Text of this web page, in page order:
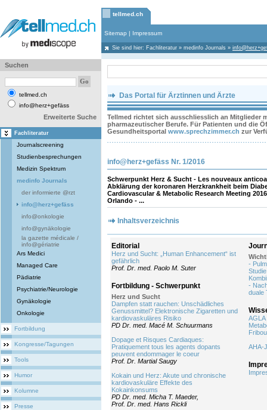
tellmed.ch
Sitemap | Impressum
Sie sind hier: Fachliteratur » medinfo Journals »
Suchen
tellmed.ch
info@herz+gefäss
Erweiterte Suche
Fachliteratur
Journalscreening
Studienbesprechungen
Medizin Spektrum
medinfo Journals
der informierte @rzt
info@herz+gefäss
info@onkologie
info@gynäkologie
la gazette médicale /
info@gériatrie
Ars Medici
Managed Care
Pädiatrie
Psychiatrie/Neurologie
Gynäkologie
Onkologie
Fortbildung
Kongresse/Tagungen
Tools
Humor
Kolumne
Presse
Das Portal für Ärztinnen und Ärzte
Tellmed richtet sich ausschliesslich an Mitglieder
pharmazeutischer Berufe. Für Patienten und die
Gesundheitsportal www.sprechzimmer.ch zur
info@herz+gefäss Nr. 1/2016
Schwerpunkt Herz & Sucht - Les nouveaux
Abklärung der koronaren Herzkrankheit beim
Cardiovascular & Metabolic Research Meeting
Orlando - ...
Inhaltsverzeichnis
Editorial
Herz und Sucht: „Human Enhancement“ ist
gefährlich
Prof. Dr. med. Paolo M. Suter
Fortbildung - Schwerpunkt
Herz und Sucht
Dampfen statt rauchen: Unschädliches
Genussmittel? Elektronische Zigaretten und
kardiovaskuläres Risiko
PD Dr. med. Macé M. Schuurmans
Dopage et Risques Cardiaques:
Pratiquement tous les agents dopants
peuvent endommager le coeur
Prof. Dr. Martial Saugy
Kokain und Herz: Akute und chronische
kardiovaskuläre Effekte des
Kokainkonsums
PD Dr. med. Micha T. Maeder,
Prof. Dr. med. Hans Rickli
-
-
duale
AHA-